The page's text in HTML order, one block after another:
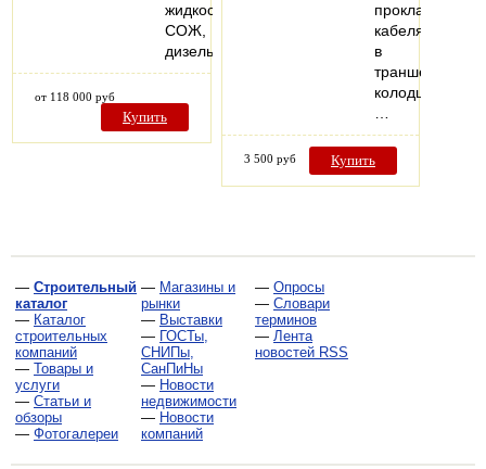
жидкостей
СОЖ,
дизельных…
от 118 000 руб
Купить
прокладке
кабеля
в
траншеях,
колодцах,
3 500 руб Купить
— Строительный
каталог
— Каталог
строительных
компаний
— Товары и
услуги
— Статьи и
обзоры
— Фотогалереи
— Магазины и
рынки
— Выставки
— ГОСТы,
СНИПы,
СанПиНы
— Новости
недвижимости
— Новости
компаний
— Опросы
— Словари
терминов
— Лента
новостей RSS